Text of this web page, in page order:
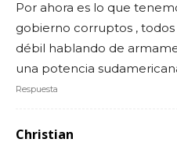
Por ahora es lo que
gobierno corruptos , todos
débil hablando de
una potencia
Respuesta
Christian